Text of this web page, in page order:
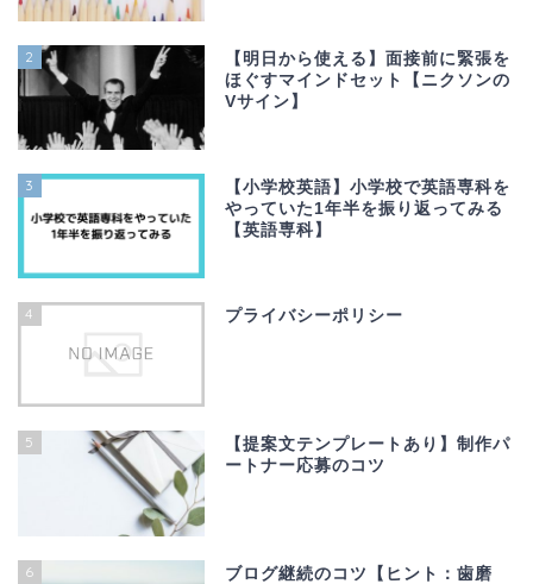
2
【明日から使える】面接前に緊張を
ほぐすマインドセット【ニクソンの
Vサイン】
3
【小学校英語】小学校で英語専科を
やっていた1年半を振り返ってみる
【英語専科】
4 プライバシーポリシー
5
【提案文テンプレートあり】制作パ
ートナー応募のコツ
6
ブログ継続のコツ【ヒント：歯磨